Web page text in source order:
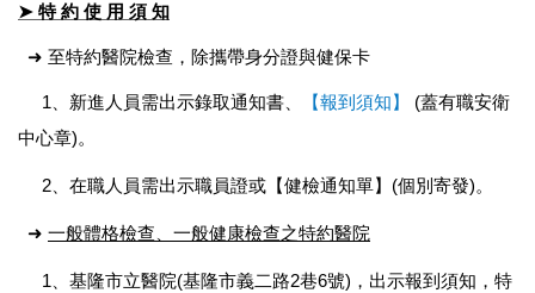
➤ 特 約 使 用 須 知
➜ 至特約醫院檢查，除攜帶身分證與健保卡
1、新進人員需出示錄取通知書、 【報到須知】
(蓋有職安衛
中心章)。
2、在職人員需出示職員證或【健檢通知單】(個別寄發)。
➜ 一般體格檢查、一般健康檢查之特約醫院
1、基隆市立醫院(基隆市義二路2巷6號)，出示報到須知，特